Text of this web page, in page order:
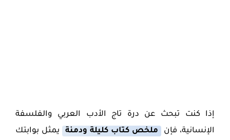
إذا كنت تبحث عن درة تاج الأدب العربي والفلسفة
الإنسانية، فإن
ملخص كتاب كليلة ودمنة
يمثل بوابتك